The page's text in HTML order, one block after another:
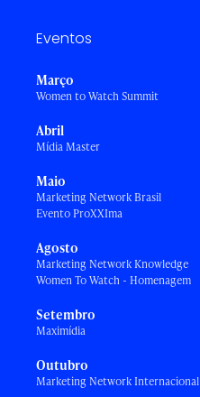
Eventos
Março
Women to Watch Summit
Abril
Mídia Master
Maio
Marketing Network Brasil
Evento ProXXIma
Agosto
Marketing Network Knowledge
Women To Watch - Homenagem
Setembro
Maximídia
Outubro
Marketing Network Internacional